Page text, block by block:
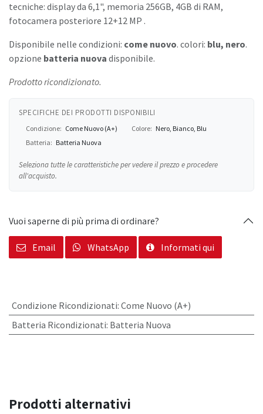
tecniche: display da 6,1", memoria 256GB, 4GB di RAM,
fotocamera posteriore 12+12 MP .
Disponibile nelle condizioni: come nuovo. colori: blu, nero.
opzione batteria nuova disponibile.
Prodotto ricondizionato.
SPECIFICHE DEI PRODOTTI DISPONIBILI
Condizione: Come Nuovo (A+) Colore: Nero, Bianco, Blu
Batteria: Batteria Nuova
Seleziona tutte le caratteristiche per vedere il prezzo e procedere
all'acquisto.
Vuoi saperne di più prima di ordinare?
Email WhatsApp Informati qui
Condizione Ricondizionati: Come Nuovo (A+)
Batteria Ricondizionati: Batteria Nuova
Prodotti alternativi